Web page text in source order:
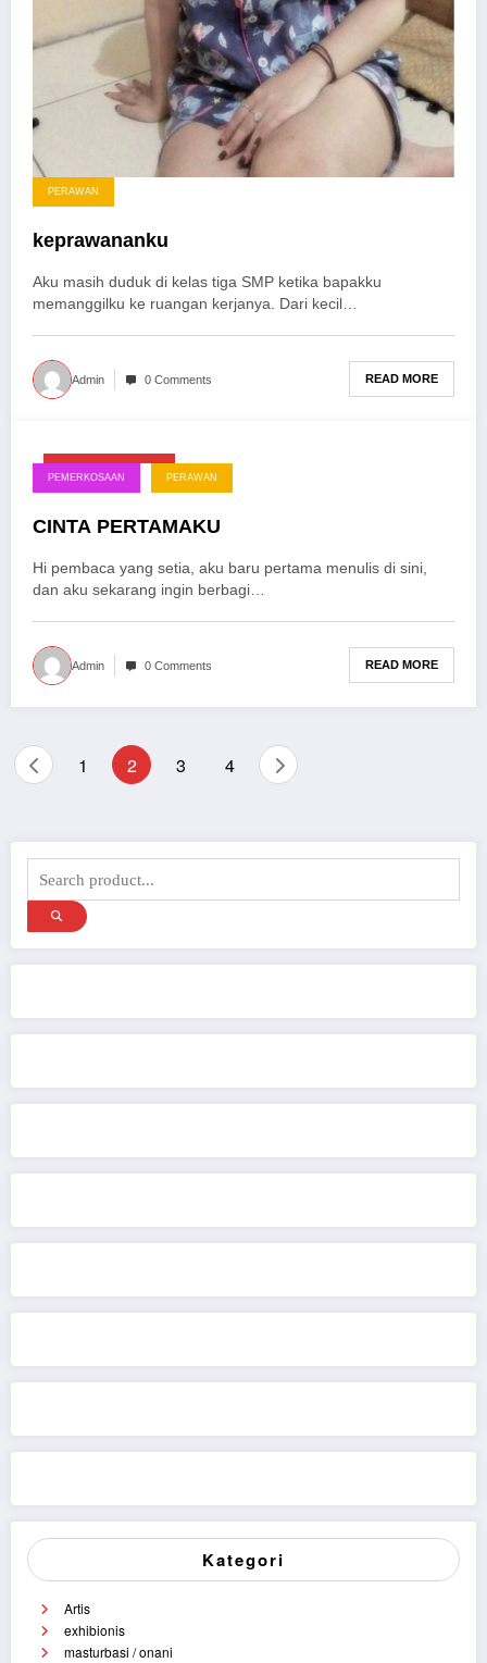
PERAWAN
keprawananku
Aku masih duduk di kelas tiga SMP ketika bapakku
memanggilku ke ruangan kerjanya. Dari kecil…
Admin 0 Comments READ MORE
Desember 11, 2024
PEMERKOSAAN PERAWAN
CINTA PERTAMAKU
Hi pembaca yang setia, aku baru pertama menulis di sini,
dan aku sekarang ingin berbagi…
Admin 0 Comments READ MORE
Paginasi
1 2 3 4
Kategori
Artis
exhibionis
masturbasi / onani